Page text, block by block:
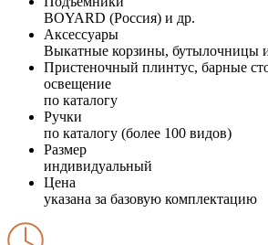
BOYARD (Россия) и др.
Аксессуары
Выкатные корзины, бутылочницы
Пристеночный плинтус, барные
освещение
по каталогу
Ручки
по каталогу (более 100 видов)
Размер
индивидуальный
Цена
указана за базовую комплектацию